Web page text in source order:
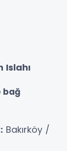
Islahı
bağ
Bakırköy /